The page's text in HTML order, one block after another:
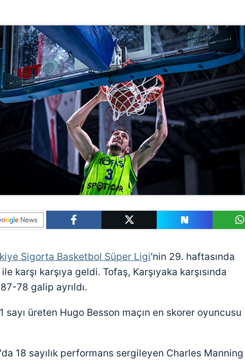
Sigorta Basketbol Süper Ligi'nin 29. haftasında
ile karşı karşıya geldi. Tofaş, Karşıyaka karşısında
78 galip ayrıldı.
sayı üreten Hugo Besson maçın en skorer oyuncusu
18 sayılık performans sergileyen Charles Manning